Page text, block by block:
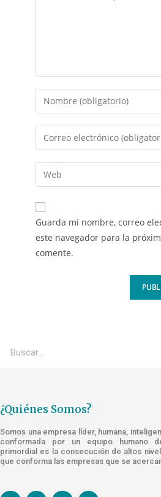
Guarda mi nombre, correo
este navegador para la
comente.
¿Quiénes Somos?
Somos una empresa líder, humana,
conformada por un equipo humano
primordial es la consecución de altos
que conforma las empresas que se